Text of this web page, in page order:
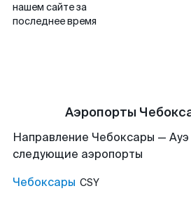
нашем сайте за
последнее время
Аэропорты
Направление Чебоксары —
следующие аэропорты
Чебоксары CSY